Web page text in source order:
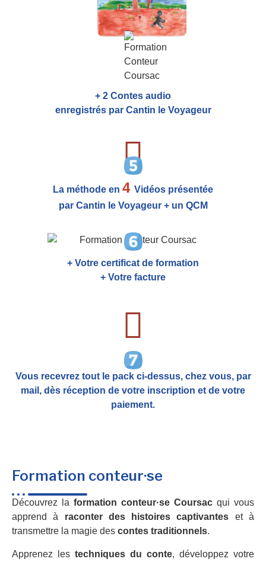
+ 2 Contes audio
enregistrés par Cantin le Voyageur
La méthode en 4 Vidéos présentée
par Cantin le Voyageur + un QCM
+ Votre certificat de formation
+ Votre facture
Vous recevrez tout le pack ci-dessus, chez vous, par
mail, dès réception de votre inscription et de votre
paiement.
Formation conteur·se
Découvrez la formation conteur·se Coursac qui vous
apprend à raconter des histoires captivantes et à
transmettre la magie des contes traditionnels.
Apprenez les techniques du conte, développez votre